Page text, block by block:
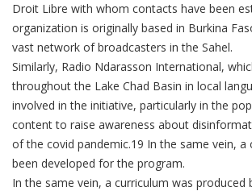
Droit Libre with whom contacts have been
organization is originally based in Burkina
vast network of broadcasters in the Sahel.
Similarly, Radio Ndarasson International,
throughout the Lake Chad Basin in local
involved in the initiative, particularly in the
content to raise awareness about
of the covid pandemic.19 In the same vein, a
been developed for the program.
In the same vein, a curriculum was produced